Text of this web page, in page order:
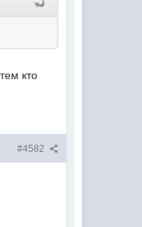
кто
#4582